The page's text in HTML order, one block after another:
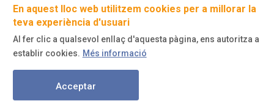
d'interès
Visita'ns
© Turisme Comunitat Valenciana. Tots els drets reservats.
En aquest lloc web utilitzem cookies per a millorar la
teva experiència d'usuari
Al fer clic a qualsevol enllaç d'aquesta pàgina, ens autoritza a
establir cookies. Més informació
Acceptar